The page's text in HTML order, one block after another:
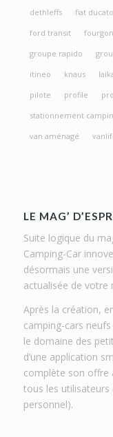
dethleffs
fiat ducato
ford transit
fourgon
groupe rapido
itineo
knaus
pilote
profile
stationnement
van aménagé
LE MAG’
Suite logique du
Camping-Car
désormais une
actualisée de votre
Après la création,
camping-cars
le domaine des
d’une application
complète son offre
tous les
personnel).